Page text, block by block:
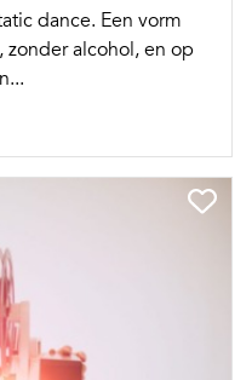
dance. Een vorm
zonder alcohol, en op